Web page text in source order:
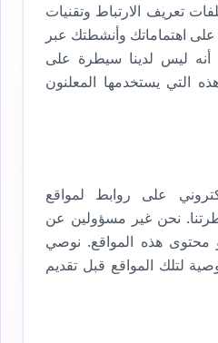
تعريف الارتباط وتقنيات
على اهتماماتك وأنشطتك عبر
أنه ليس لدينا سيطرة على
التي يستخدمها المعلنون
على روابط لمواقع
نحن غير مسؤولين عن
هذه المواقع. نوصي
لتلك المواقع قبل تقديم